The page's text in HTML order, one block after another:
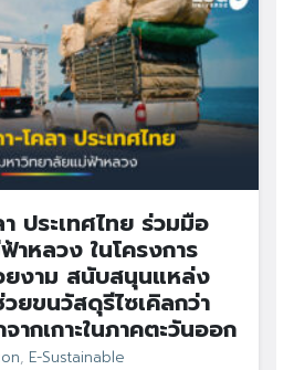
ประเทศไทย ร่วมมือ
าหลวง ในโครงการ
ยงาม สนับสนุนแหล่ง
ยขนวัสดุรีไซเคิลกว่า
กเกาะในภาคตะวันออก
, E-Sustainable